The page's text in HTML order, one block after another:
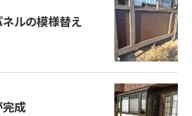
ルの模様替え
成